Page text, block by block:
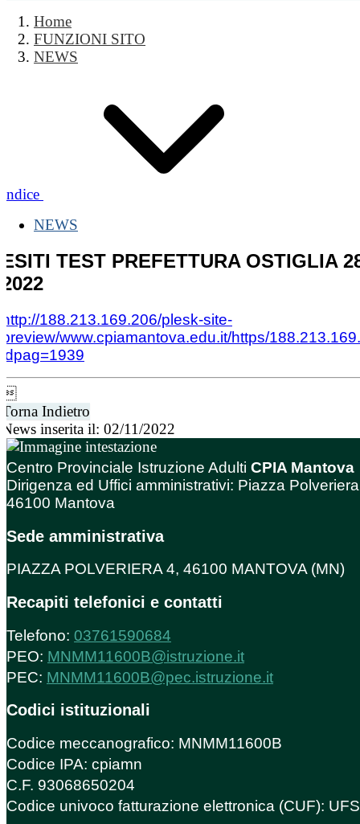
Home
FUNZIONI SITO
NEWS
Indice
NEWS
ESITI TEST PREFETTURA OSTIGLIA
2022
http://188.213.169.206/plesk-site-
preview/www.cpiamantova.edu.it/https/
idpag=1939

Torna Indietro
News inserita il: 02/11/2022
Centro Provinciale Istruzione Adulti CPIA Mantova
Dirigenza ed Uffici amministrativi: Piazza
46100 Mantova
Sede amministrativa
PIAZZA POLVERIERA 4, 46100 MANTOVA (MN)
Recapiti telefonici e contatti
Telefono: 03761590684
PEO: MNMM11600B@istruzione.it
PEC: MNMM11600B@pec.istruzione.it
Codici istituzionali
Codice meccanografico: MNMM11600B
Codice IPA: cpiamn
C.F. 93068650204
Codice univoco fatturazione elettronica (CUF):